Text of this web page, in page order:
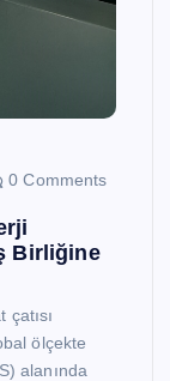
0 Comments
Birliğine
ölçekte
alanında